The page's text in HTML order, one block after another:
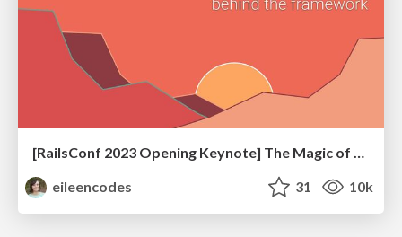
[RailsConf 2023 Opening Keynote] The Magic of Rails
eileencodes
31 10k